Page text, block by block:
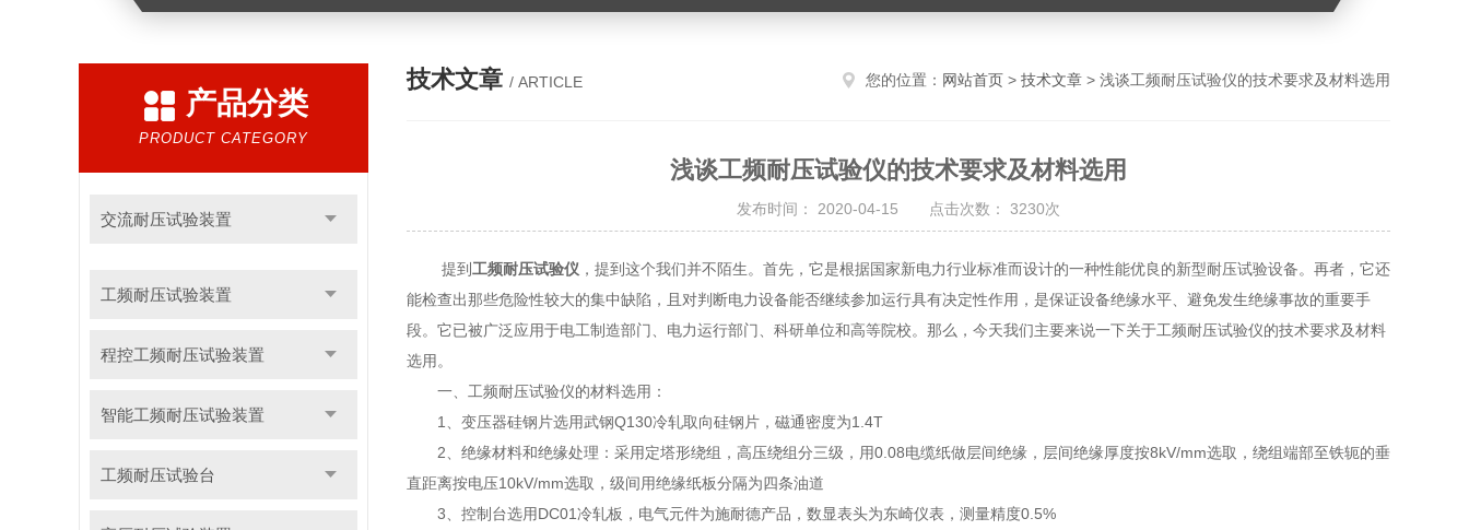
产品分类
PRODUCT CATEGORY
交流耐压试验装置
工频耐压试验装置
程控工频耐压试验装置
智能工频耐压试验装置
工频耐压试验台
技术文章 / ARTICLE 您的位置： 网站首页 > 技术文章 > 浅谈工频耐压试验仪的技术要求及材料选用
浅谈工频耐压试验仪的技术要求及材料选用
发布时间： 2020-04-15 点击次数： 3230次
提到 工频耐压试验仪 ，提到这个我们并不陌生。首先，它是根据国家新电力行业标准而设计的一种性能优良的新型耐压试验设备。再者，它还
能检查出那些危险性较大的集中缺陷，且对判断电力设备能否继续参加运行具有决定性作用，是保证设备绝缘水平、避免发生绝缘事故的重要手
段。它已被广泛应用于电工制造部门、电力运行部门、科研单位和高等院校。那么，今天我们主要来说一下关于工频耐压试验仪的技术要求及材料
选用。
一、工频耐压试验仪的材料选用：
1、变压器硅钢片选用武钢Q130冷轧取向硅钢片，磁通密度为1.4T
2、绝缘材料和绝缘处理：采用定塔形绕组，高压绕组分三级，用0.08电缆纸做层间绝缘，层间绝缘厚度按8kV/mm选取，绕组端部至铁轭的垂
直距离按电压10kV/mm选取，级间用绝缘纸板分隔为四条油道
3、控制台选用DC01冷轧板，电气元件为施耐德产品，数显表头为东崎仪表，测量精度0.5%